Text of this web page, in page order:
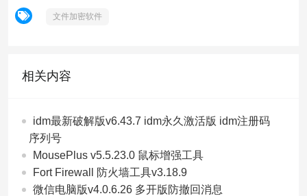
文件加密软件
相关内容
idm最新破解版v6.43.7 idm永久激活版 idm注册码
序列号
MousePlus v5.5.23.0 鼠标增强工具
Fort Firewall 防火墙工具v3.18.9
微信电脑版v4.0.6.26 多开版防撤回消息